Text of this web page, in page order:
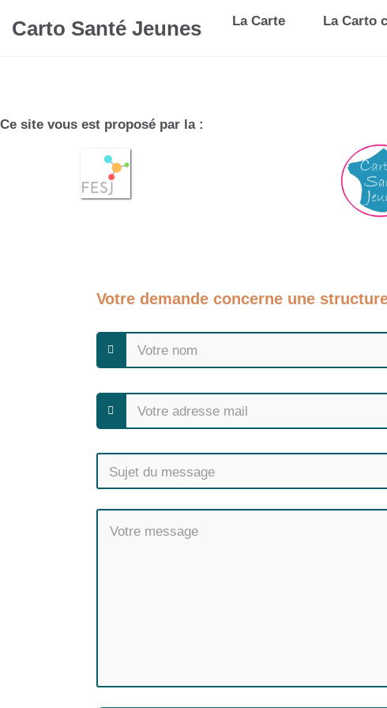
Carto Santé Jeunes La Carte La Carto
Ce site vous est proposé par la :
Votre demande concerne une